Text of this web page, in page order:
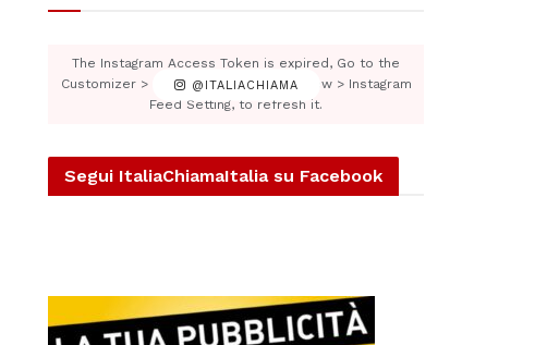
@ITALIACHIAMA
The Instagram Access Token is expired, Go to the
Customizer > JNews : Social, Like & View > Instagram
Feed Setting, to refresh it.
Segui ItaliaChiamaItalia su Facebook